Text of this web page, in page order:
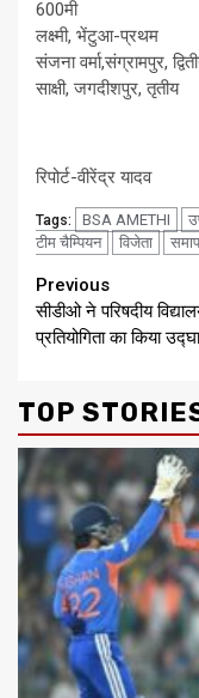
600मी
लक्ष्मी, भेंटुआ-प्रथम
संजना वर्मा,संग्रामपुर,
साक्षी, जगदीशपुर, तृतीय
रिपोर्ट-वीरेंद्र यादव
Tags: BSA AMETHI
टीम चैम्पियन
विजेता
Continue
Reading
Previous
सीडीओ ने परिषदीय
प्रतियोगिता का किया
TOP